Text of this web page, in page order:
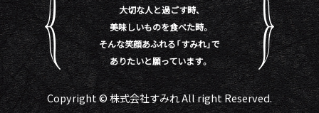
大切な人と過ごす時、
美味しいものを食べた時。
そんな笑顔あふれる「すみれ」で
ありたいと願っています。
Copyright © 株式会社すみれ All right Reserved.